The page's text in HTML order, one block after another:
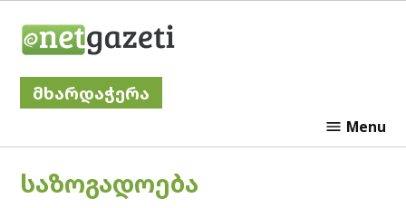
მხარდაჭერა
Menu
POSTED
ᲡᲐᲖᲝᲒᲐᲓᲝᲔᲑᲐ